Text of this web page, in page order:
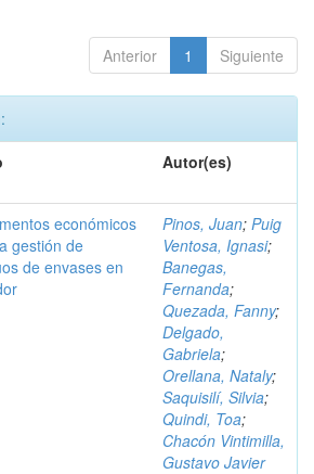
Anterior 1 Siguiente
Autor(es)
económicos
gestión de
de envases en
Pinos, Juan; Puig
Ventosa, Ignasi;
Banegas,
Fernanda;
Quezada, Fanny;
Delgado,
Gabriela;
Orellana, Nataly;
Saquisilí, Silvia;
Quindi, Toa;
Chacón Vintimilla,
Gustavo Javier